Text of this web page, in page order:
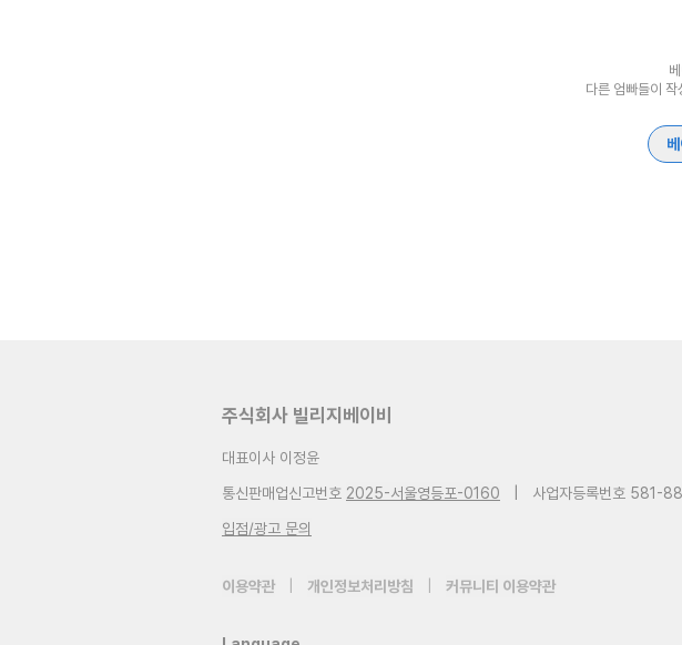
다른 엄빠들이
주식회사 빌리지베이비
대표이사 이정윤
통신판매업신고번호 2025-서울영등포-0160 사업자등록번호 581-
입점/광고 문의
이용약관 개인정보처리방침 커뮤니티 이용약관